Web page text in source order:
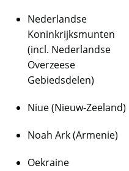
Nederlandse
Koninkrijksmunten
(incl. Nederlandse
Overzeese
Gebiedsdelen)
Niue (Nieuw-Zeeland)
Noah Ark (Armenie)
Oekraine